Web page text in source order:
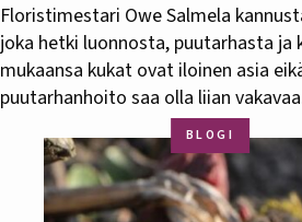
Floristimestari Owe Salmela
joka hetki luonnosta, puutarhasta ja
mukaansa kukat ovat iloinen asia
puutarhanhoito saa olla liian
BLOGI